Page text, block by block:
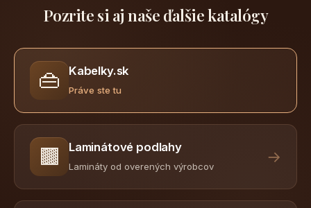
Pozrite si aj naše ďalšie katalógy
👜 Kabelky.sk
Práve ste tu
🟫 Laminátové podlahy
Lamináty od overených výrobcov
→